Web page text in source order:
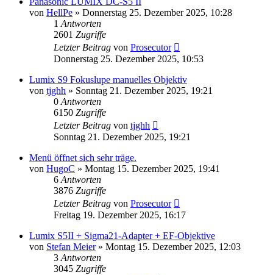
von HellPe » Donnerstag 25. Dezember 2025, 10:28
1 Antworten
2601 Zugriffe
Letzter Beitrag von Prosecutor
Donnerstag 25. Dezember 2025, 10:53
Lumix S9 Fokuslupe manuelles Objektiv
von tjghh » Sonntag 21. Dezember 2025, 19:21
0 Antworten
6150 Zugriffe
Letzter Beitrag von tjghh
Sonntag 21. Dezember 2025, 19:21
Menü öffnet sich sehr träge.
von HugoC » Montag 15. Dezember 2025, 19:41
6 Antworten
3876 Zugriffe
Letzter Beitrag von Prosecutor
Freitag 19. Dezember 2025, 16:17
Lumix S5II + Sigma21-Adapter + EF-Objektive
von Stefan Meier» Montag 15. Dezember 2025, 12:03
3 Antworten
3045 Zugriffe